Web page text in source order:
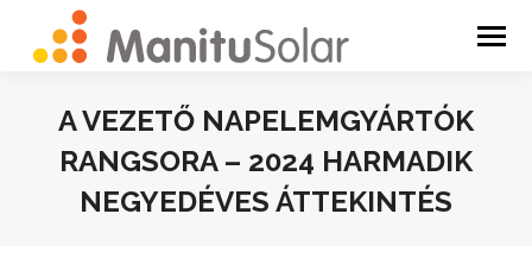
A VEZETŐ NAPELEMGYÁRTÓK
RANGSORA – 2024 HARMADIK
NEGYEDÉVES ÁTTEKINTÉS